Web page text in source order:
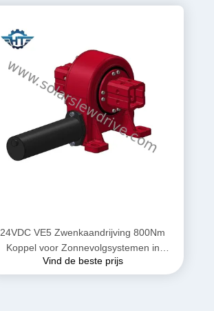
24VDC VE5 Zwenkaandrijving 800Nm
Koppel voor Zonnevolgsystemen in
Parabolische Troggen
Vind de beste prijs